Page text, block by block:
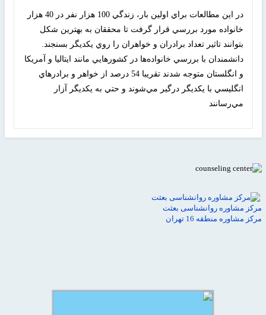
در اين مطالعات براي اولين بار، زندگي 100 هزار نفر در 40 هزار
خانواده مورد بررسي قرار گرفت تا محققان به بهترين شكل
بتوانند تاثير تعداد برادران و خواهران را روي يكديگر بسنجند.
دانشمندان با بررسي خانواده‌ها در كشورهايي مانند ايتاليا و آمريكا
و انگلستان متوجه شدند تقريبا 54 درصد از خواهر و برادرهاي
انگليسي با يكديگر درگير مي‌شوند و حتي به يكديگر آزار
مي‌رسانند
مرکز مشاوره روانشناسی بعثت
مرکز مشاوره منطقه 16 تهران